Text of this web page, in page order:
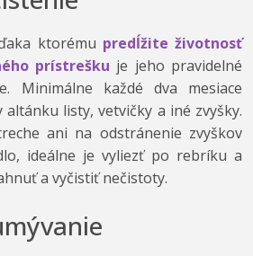
ktorému predĺžite životnosť
prístrešku je jeho pravidelné
Minimálne každé dva mesiace
listy, vetvičky a iné zvyšky.
ani na odstránenie zvyškov
ideálne je vyliezť po rebríku a
a vyčistiť nečistoty.